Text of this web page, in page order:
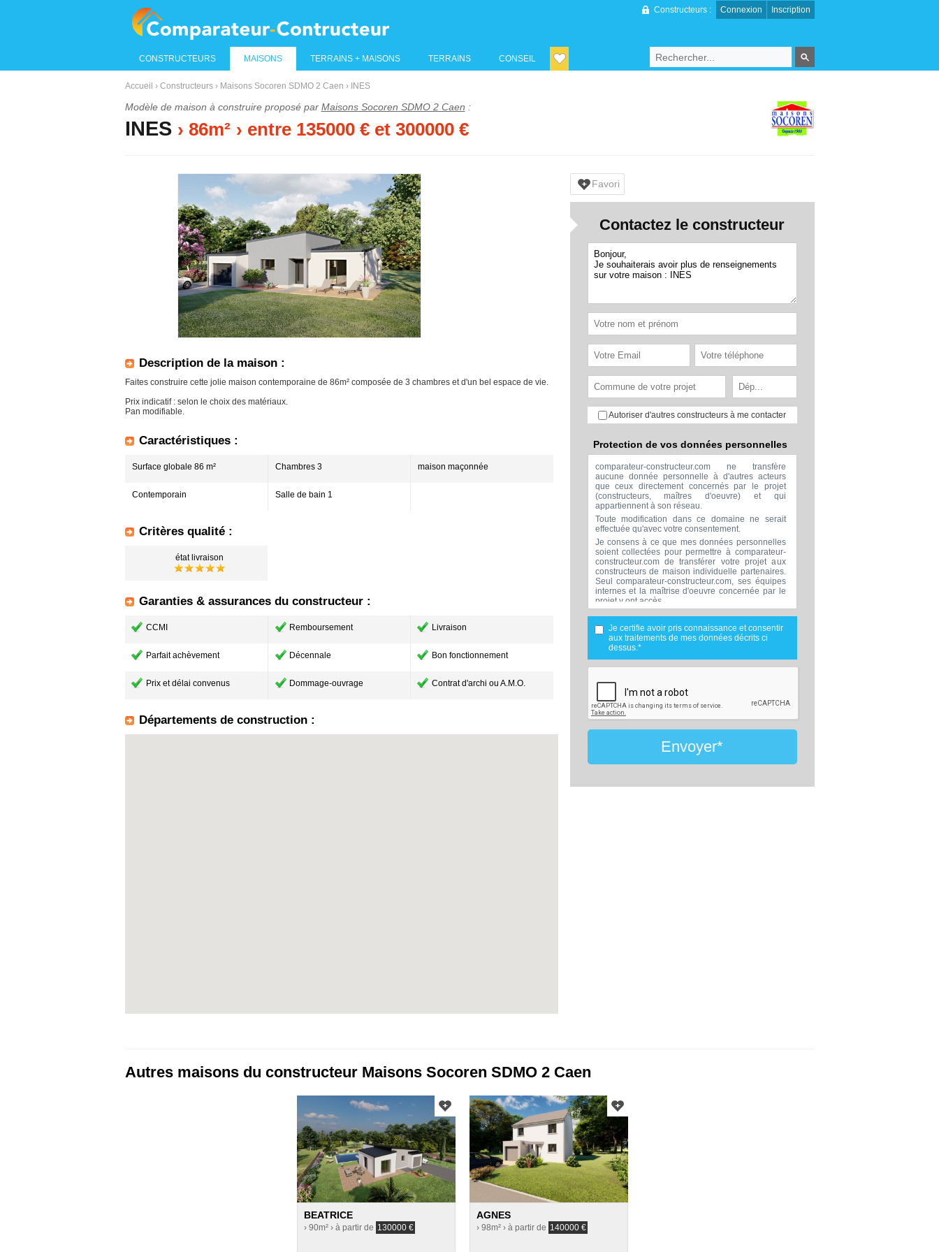
Constructeurs : Connexion Inscription
CONSTRUCTEURS MAISONS TERRAINS + MAISONS TERRAINS CONSEIL
Accueil › Constructeurs› Maisons Socoren SDMO 2 Caen › INES
Modèle de maison à construire proposé par Maisons Socoren SDMO 2 Caen :
INES › 86m² › entre 135000€ et 300000 €
Description de la maison :
Faites construire cette jolie maison contemporaine de 86m² composée de 3 chambres et d'un bel espace de vie.
Prix indicatif : selon le choix des matériaux.
Pan modifiable.
Caractéristiques :
Surface globale 86 m² Chambres 3 maison maçonnée
Contemporain Salle de bain 1
Critères qualité :
état livraison
Garanties & assurances du constructeur :
CCMI Remboursement Livraison
Parfait achèvement Décennale Bon fonctionnement
Prix et délai convenus Dommage-ouvrage Contrat d'archi ou A.M.O.
Départements de construction :
Favori
Contactez le constructeur
Autoriser d'autres constructeurs à me contacter
Protection de vos données personnelles
comparateur-constructeur.com ne transfère
aucune donnée personnelle à d'autres acteurs
que ceux directement concernés par le projet
(constructeurs, maîtres d'oeuvre) et qui
appartiennent à son réseau.
Toute modification dans ce domaine ne serait
effectuée qu'avec votre consentement.
Je consens à ce que mes données personnelles
soient collectées pour permettre à comparateur-
constructeur.com de transférer votre projet aux
constructeurs de maison individuelle partenaires.
Seul comparateur-constructeur.com, ses équipes
internes et la maîtrise d'oeuvre concernée par le
projet y ont accès.
Aucune transmission de données à des tiers à
l'exclusion de ceux décrits ci dessus n'est
réalisée.
Mes données téléphoniques seront uniquement
maîtrise d'ouvrage concernée par votre projet
mon projet.
Les données sont conservées pendant une durée
de 18 mois courant à partir des derniers contacts
effectifs entre comparateur-constructeur.com et
vous ou comparateur-constructeur.com et un
ce projet et qui serait en relation avec
comparateur-constructeur sur ce projet.
Je certifie avoir pris connaissance et consentir
aux traitements de mes données décrits ci
dessus.*
Envoyer*
Autres maisons du constructeur Maisons Socoren SDMO 2 Caen
BEATRICE
› 90m² › à partir de 130000 €
AGNES
› 98m² › à partir de 140000 €